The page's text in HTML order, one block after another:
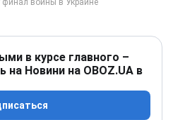
в курсе главного –
на Новини на OBOZ.UA в